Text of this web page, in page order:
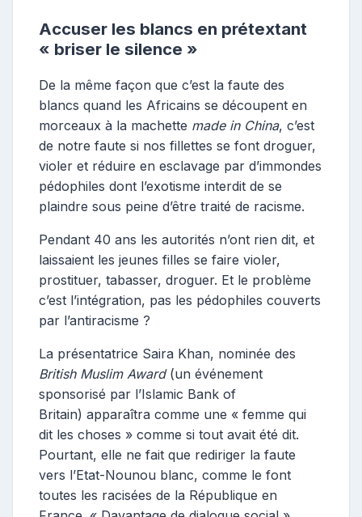
Accuser les blancs en prétextant
« briser le silence »
De la même façon que c’est la faute des
blancs quand les Africains se découpent en
morceaux à la machette made in China, c’est
de notre faute si nos fillettes se font droguer,
violer et réduire en esclavage par d’immondes
pédophiles dont l’exotisme interdit de se
plaindre sous peine d’être traité de racisme.
Pendant 40 ans les autorités n’ont rien dit, et
laissaient les jeunes filles se faire violer,
prostituer, tabasser, droguer. Et le problème
c’est l’intégration, pas les pédophiles couverts
par l’antiracisme ?
La présentatrice Saira Khan, nominée des
British Muslim Award (un événement
sponsorisé par l’Islamic Bank of
Britain) apparaîtra comme une « femme qui
dit les choses » comme si tout avait été dit.
Pourtant, elle ne fait que rediriger la faute
vers l’Etat-Nounou blanc, comme le font
toutes les racisées de la République en